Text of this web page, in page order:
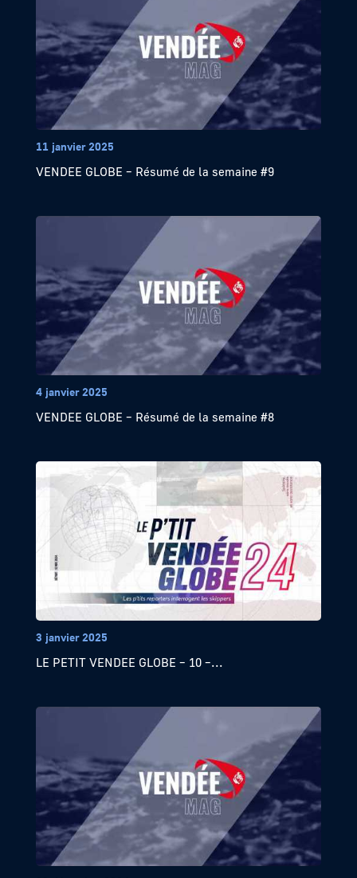
11 janvier 2025
VENDEE GLOBE – Résumé de la semaine #9
4 janvier 2025
VENDEE GLOBE – Résumé de la semaine #8
3 janvier 2025
LE PETIT VENDEE GLOBE – 10 –...